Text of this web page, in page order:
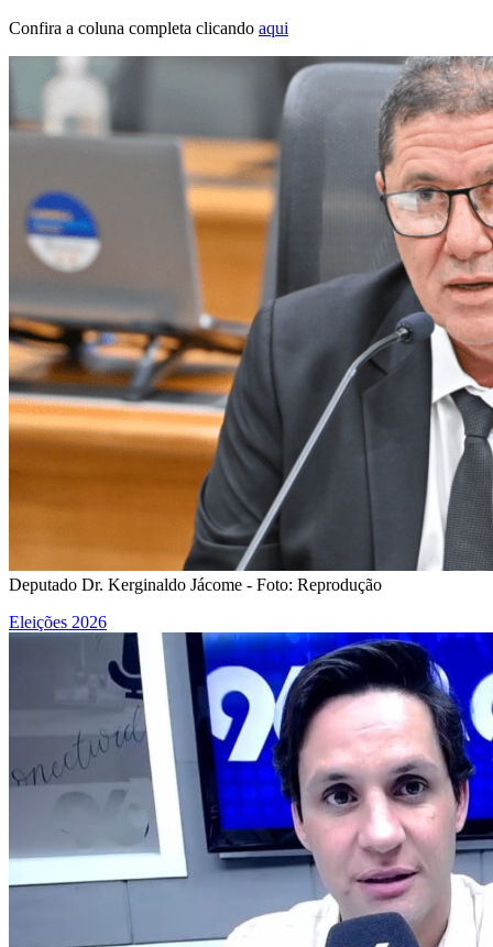
Confira a coluna completa clicando aqui
Deputado Dr. Kerginaldo Jácome - Foto: Reprodução
Eleições 2026